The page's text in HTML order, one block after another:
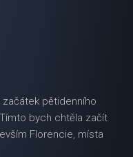
pětidenního
bych chtěla začít
Florencie, místa